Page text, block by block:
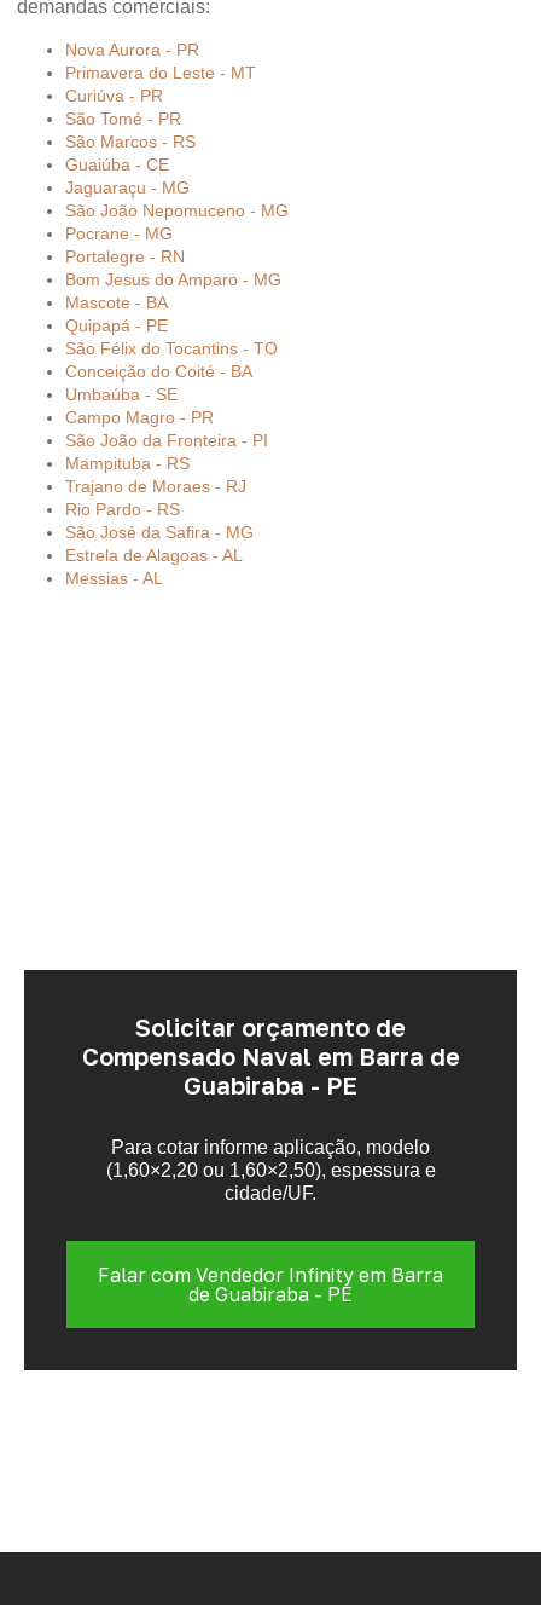
demandas comerciais:
Nova Aurora - PR
Primavera do Leste - MT
Curiúva - PR
São Tomé - PR
São Marcos - RS
Guaiúba - CE
Jaguaraçu - MG
São João Nepomuceno - MG
Pocrane - MG
Portalegre - RN
Bom Jesus do Amparo - MG
Mascote - BA
Quipapá - PE
São Félix do Tocantins - TO
Conceição do Coité - BA
Umbaúba - SE
Campo Magro - PR
São João da Fronteira - PI
Mampituba - RS
Trajano de Moraes - RJ
Rio Pardo - RS
São José da Safira - MG
Estrela de Alagoas - AL
Messias - AL
Solicitar orçamento de
Compensado Naval em Barra de
Guabiraba - PE
Para cotar informe aplicação, modelo
(1,60×2,20 ou 1,60×2,50), espessura e
cidade/UF.
Falar com Vendedor Infinity em Barra
de Guabiraba - PE